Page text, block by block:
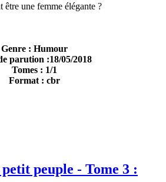
être une femme élégante ?
Genre : Humour
parution :18/05/2018
Tomes : 1/1
Format : cbr
peuple - Tome 3 :